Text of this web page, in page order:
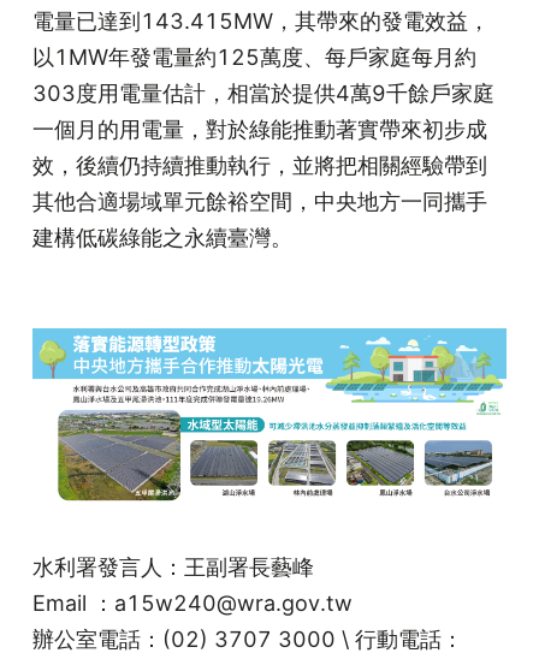
電量已達到143.415MW，其帶來的發電效益，
以1MW年發電量約125萬度、每戶家庭每月約
303度用電量估計，相當於提供4萬9千餘戶家庭
一個月的用電量，對於綠能推動著實帶來初步成
效，後續仍持續推動執行，並將把相關經驗帶到
其他合適場域單元餘裕空間，中央地方一同攜手
建構低碳綠能之永續臺灣。
水利署發言人：王副署長藝峰
Email ：a15w240@wra.gov.tw
辦公室電話：(02) 3707 3000 \ 行動電話：